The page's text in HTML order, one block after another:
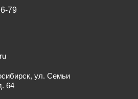
79
ул. Семьи
64